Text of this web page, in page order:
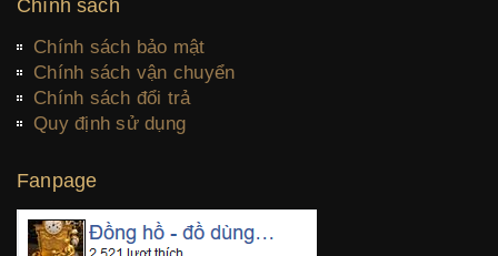
Chính sách
Chính sách bảo mật
Chính sách vận chuyển
Chính sách đổi trả
Quy định sử dụng
Fanpage